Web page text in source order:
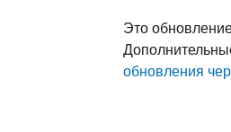
Это
обновления